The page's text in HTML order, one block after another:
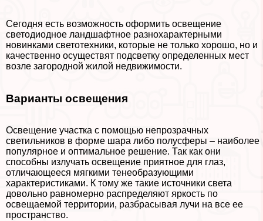
Сегодня есть возможность оформить освещение
светодиодное ландшафтное разнохаpaктерными
новинками светотехники, которые не только хорошо, но и
качественно осуществят подсветку определенных мест
возле загородной жилой недвижимости.
Варианты освещения
Освещение участка с помощью непрозрачных
светильников в форме шара либо полусферы – наиболее
популярное и оптимальное решение. Так как они
способны излучать освещение приятное для глаз,
отличающееся мягкими тенеобразующими
хаpaктеристиками. К тому же такие источники света
довольно равномерно распределяют яркость по
освещаемой территории, разбрасывая лучи на все ее
прострaнcтво.